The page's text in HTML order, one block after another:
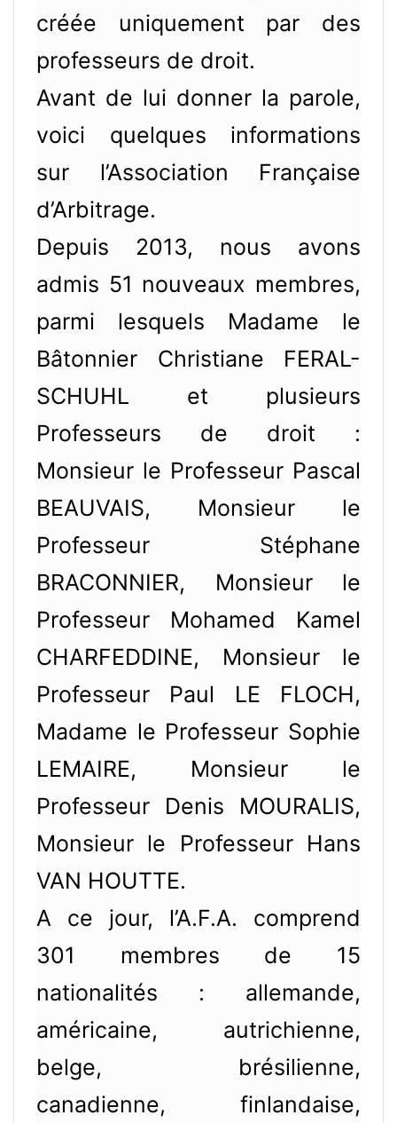
créée uniquement par des
professeurs de droit.
Avant de lui donner la parole,
voici quelques informations
sur l’Association Française
d’Arbitrage.
Depuis 2013, nous avons
admis 51 nouveaux membres,
parmi lesquels Madame le
Bâtonnier Christiane FERAL-
SCHUHL et plusieurs
Professeurs de droit :
Monsieur le Professeur Pascal
BEAUVAIS, Monsieur le
Professeur Stéphane
BRACONNIER, Monsieur le
Professeur Mohamed Kamel
CHARFEDDINE, Monsieur le
Professeur Paul LE FLOCH,
Madame le Professeur Sophie
LEMAIRE, Monsieur le
Professeur Denis MOURALIS,
Monsieur le Professeur Hans
VAN HOUTTE.
A ce jour, l’A.F.A. comprend
301 membres de 15
nationalités : allemande,
américaine, autrichienne,
belge, brésilienne,
canadienne, finlandaise,